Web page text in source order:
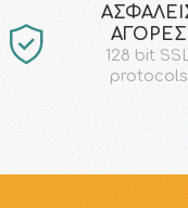
ΑΓΟΡΕΣ
128 bit
protocols